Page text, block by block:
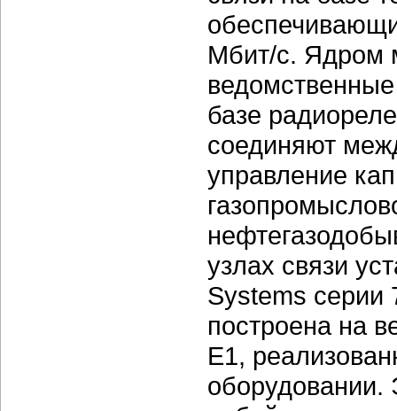
Мбит/с. Ядром
базе
соединяют
управление
узлах связи
Systems
построена на
Е1,